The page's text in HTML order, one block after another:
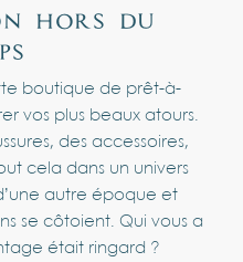
hors du
boutique de prêt-à-
vos plus beaux atours.
des accessoires,
cela dans un univers
autre époque et
se côtoient. Qui vous a
était ringard ?